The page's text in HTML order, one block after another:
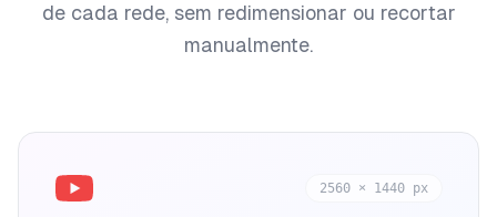
de cada rede, sem redimensionar ou recortar
manualmente.
2560 × 1440 px